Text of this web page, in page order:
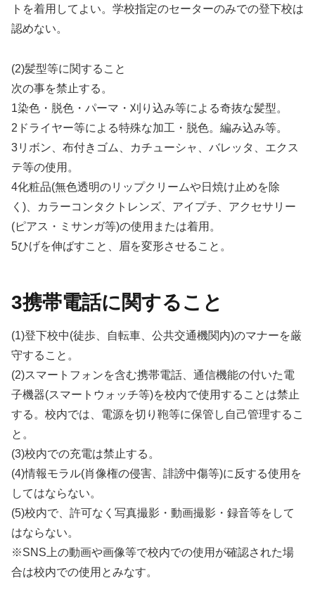
トを着用してよい。学校指定のセーターのみでの登下校は
認めない。
(2)髪型等に関すること
次の事を禁止する。
1染色・脱色・パーマ・刈り込み等による奇抜な髪型。
2ドライヤー等による特殊な加工・脱色。編み込み等。
3リボン、布付きゴム、カチューシャ、バレッタ、エクス
テ等の使用。
4化粧品(無色透明のリップクリームや日焼け止めを除
く)、カラーコンタクトレンズ、アイプチ、アクセサリー
(ピアス・ミサンガ等)の使用または着用。
5ひげを伸ばすこと、眉を変形させること。
3携帯電話に関すること
(1)登下校中(徒歩、自転車、公共交通機関内)のマナーを厳
守すること。
(2)スマートフォンを含む携帯電話、通信機能の付いた電
子機器(スマートウォッチ等)を校内で使用することは禁止
する。校内では、電源を切り鞄等に保管し自己管理するこ
と。
(3)校内での充電は禁止する。
(4)情報モラル(肖像権の侵害、誹謗中傷等)に反する使用を
してはならない。
(5)校内で、許可なく写真撮影・動画撮影・録音等をして
はならない。
※SNS上の動画や画像等で校内での使用が確認された場
合は校内での使用とみなす。